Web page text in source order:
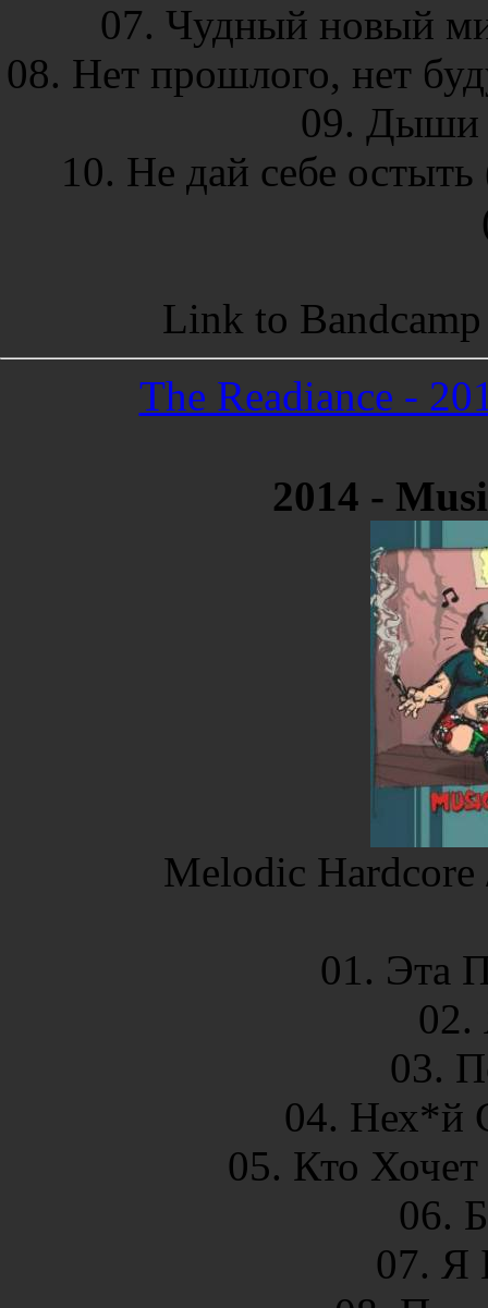
07. Чудный новый
08. Нет прошлого, нет
09. Дыши
10. Не дай себе
Link to
The Readiance -
2014 -
Melodic Hardcore
01. Эта
02.
03.
04. Нех*й
05. Кто
06.
07. Я